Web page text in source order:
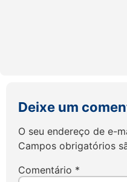
Deixe um
O seu endereço de e-
Campos obrigatórios
Comentário *